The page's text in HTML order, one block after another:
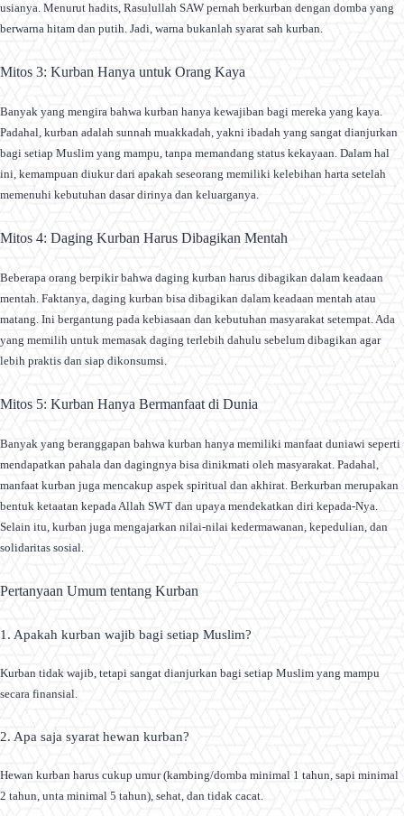
usianya. Menurut hadits, Rasulullah SAW pernah berkurban dengan domba yang
berwarna hitam dan putih. Jadi, warna bukanlah syarat sah kurban.
Mitos 3: Kurban Hanya untuk Orang Kaya
Banyak yang mengira bahwa kurban hanya kewajiban bagi mereka yang kaya.
Padahal, kurban adalah sunnah muakkadah, yakni ibadah yang sangat dianjurkan
bagi setiap Muslim yang mampu, tanpa memandang status kekayaan. Dalam hal
ini, kemampuan diukur dari apakah seseorang memiliki kelebihan harta setelah
memenuhi kebutuhan dasar dirinya dan keluarganya.
Mitos 4: Daging Kurban Harus Dibagikan Mentah
Beberapa orang berpikir bahwa daging kurban harus dibagikan dalam keadaan
mentah. Faktanya, daging kurban bisa dibagikan dalam keadaan mentah atau
matang. Ini bergantung pada kebiasaan dan kebutuhan masyarakat setempat. Ada
yang memilih untuk memasak daging terlebih dahulu sebelum dibagikan agar
lebih praktis dan siap dikonsumsi.
Mitos 5: Kurban Hanya Bermanfaat di Dunia
Banyak yang beranggapan bahwa kurban hanya memiliki manfaat duniawi seperti
mendapatkan pahala dan dagingnya bisa dinikmati oleh masyarakat. Padahal,
manfaat kurban juga mencakup aspek spiritual dan akhirat. Berkurban merupakan
bentuk ketaatan kepada Allah SWT dan upaya mendekatkan diri kepada-Nya.
Selain itu, kurban juga mengajarkan nilai-nilai kedermawanan, kepedulian, dan
solidaritas sosial.
Pertanyaan Umum tentang Kurban
1. Apakah kurban wajib bagi setiap Muslim?
Kurban tidak wajib, tetapi sangat dianjurkan bagi setiap Muslim yang mampu
secara finansial.
2. Apa saja syarat hewan kurban?
Hewan kurban harus cukup umur (kambing/domba minimal 1 tahun, sapi minimal
2 tahun, unta minimal 5 tahun), sehat, dan tidak cacat.